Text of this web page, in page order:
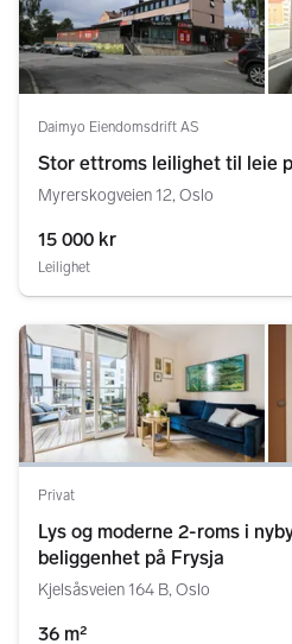
Daimyo Eiendomsdrift AS
Stor ettroms leilighet til leie
Myrerskogveien 12, Oslo
15 000 kr
Leilighet
Privat
Lys og moderne 2-roms i
beliggenhet på Frysja
Kjelsåsveien 164 B, Oslo
36 m²